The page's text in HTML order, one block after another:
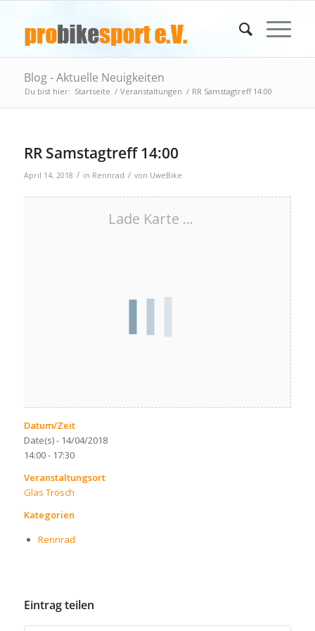
Blog - Aktuelle Neuigkeiten
Du bist hier: Startseite / Veranstaltungen / RR Samstagtreff 14:00
RR Samstagtreff 14:00
April 14, 2018 / in Rennrad / von UweBike
Lade Karte ...
Datum/Zeit
Date(s) - 14/04/2018
14:00 - 17:30
Veranstaltungsort
Glas Trösch
Kategorien
Rennrad
Eintrag teilen